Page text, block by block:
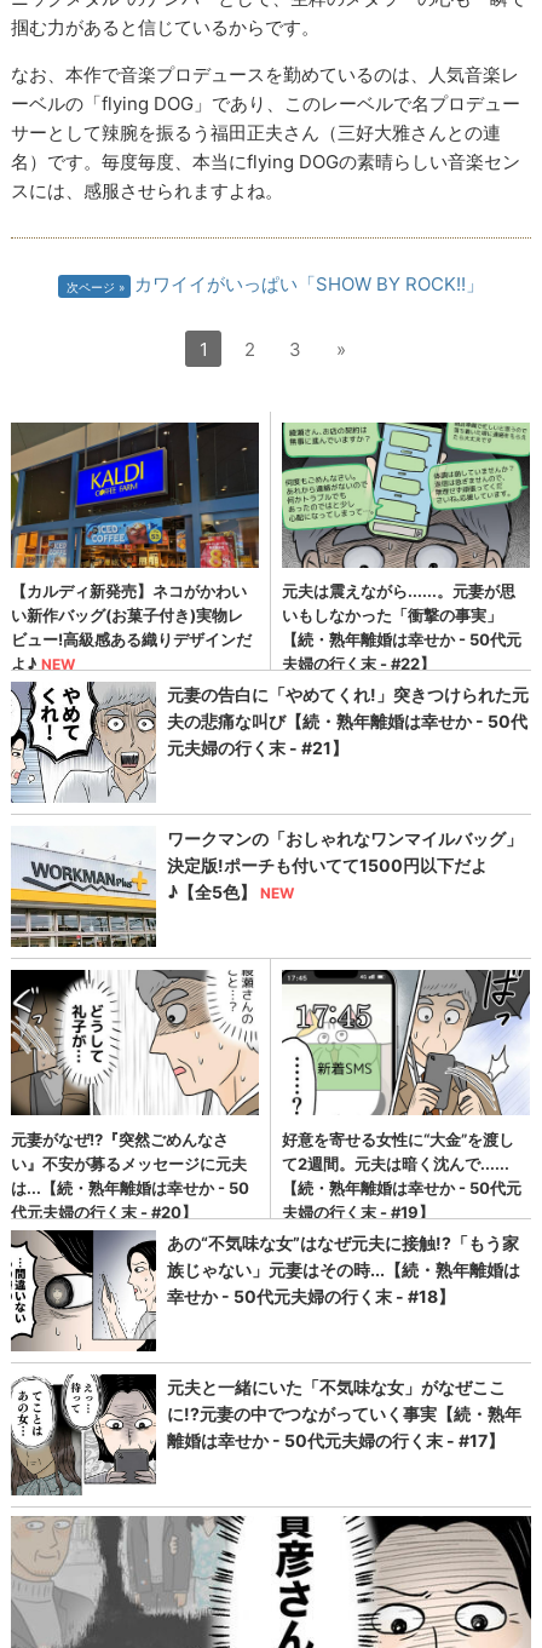
掴む力があると信じているからです。
なお、本作で音楽プロデュースを勤めているのは、人気音楽レ
ーベルの「flying DOG」であり、このレーベルで名プロデュー
サーとして辣腕を振るう福田正夫さん（三好大雅さんとの連
名）です。毎度毎度、本当にflying DOGの素晴らしい音楽セン
スには、感服させられますよね。
次ページ カワイイがいっぱい「SHOW BY ROCK!!」
1 2 3 »